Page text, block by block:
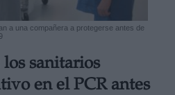
a una compañera a protegerse antes de
sanitarios
en el PCR antes